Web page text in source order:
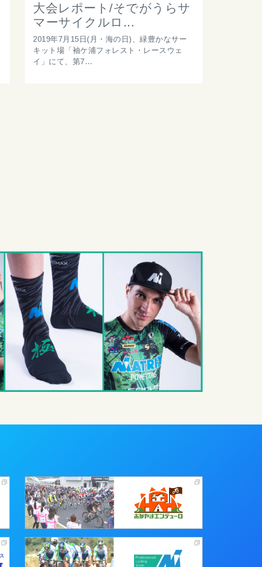
大会レポート/そでがうらサ
マーサイクルロ...
2019年7月15日(月・海の日)、緑豊かなサー
キット場「袖ケ浦フォレスト・レースウェ
イ」にて、第7…